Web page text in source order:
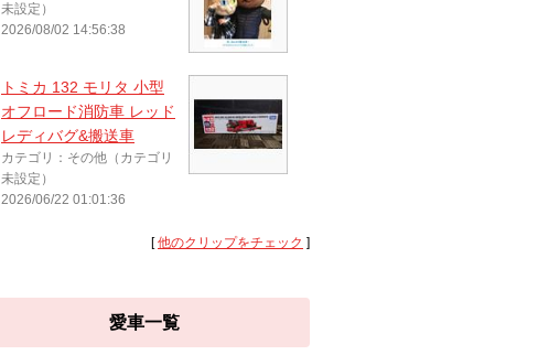
未設定）
2026/08/02 14:56:38
トミカ 132 モリタ 小型
オフロード消防車 レッド
レディバグ&搬送車
カテゴリ：その他（カテゴリ
未設定）
2026/06/22 01:01:36
[他のクリップをチェック ]
愛車一覧